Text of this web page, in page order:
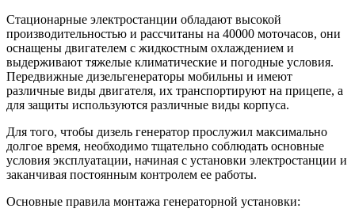
Стационарные электростанции обладают высокой
производительностью и рассчитаны на 40000 моточасов, они
оснащены двигателем с жидкостным охлаждением и
выдерживают тяжелые климатические и погодные условия.
Передвижные дизельгенераторы мобильны и имеют
различные виды двигателя, их транспортируют на прицепе, а
для защиты используются различные виды корпуса.
Для того, чтобы дизель генератор прослужил максимально
долгое время, необходимо тщательно соблюдать основные
условия эксплуатации, начиная с установки электростанции и
заканчивая постоянным контролем ее работы.
Основные правила монтажа генераторной установки: